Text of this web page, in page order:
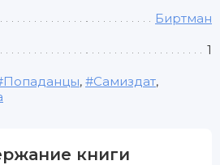
Биртман
1
Попаданцы, Самиздат,
книги